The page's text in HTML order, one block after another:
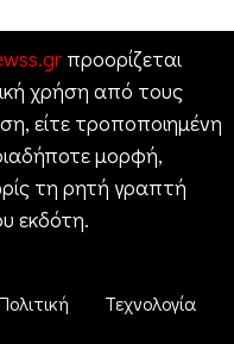
προορίζεται
χρήση από τους
είτε τροποποιημένη
μορφή,
τη ρητή γραπτή
εκδότη.
Τεχνολογία